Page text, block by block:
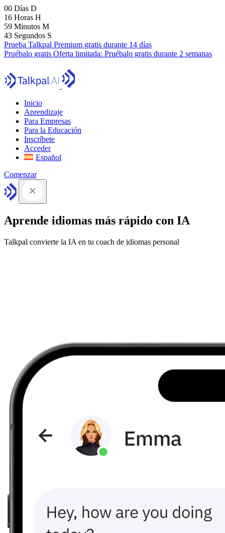
00 Días D
16 Horas H
59 Minutos M
41 Segundos S
Prueba Talkpal Premium gratis durante 14 días
Pruébalo gratis Oferta limitada: Pruébalo gratis durante 2 semanas
Inicio
Aprendizaje
Para Empresas
Para la Educación
Inscríbete
Acceder
Español
Comenzar
Aprende idiomas más rápido con IA
Talkpal convierte la IA en tu coach de idiomas personal